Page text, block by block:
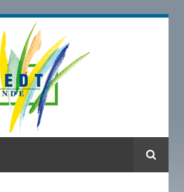
Suche